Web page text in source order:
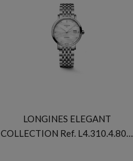
LONGINES ELEGANT
COLLECTION Ref. L4.310.4.80…